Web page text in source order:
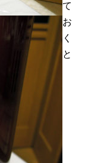
て
お
く
と